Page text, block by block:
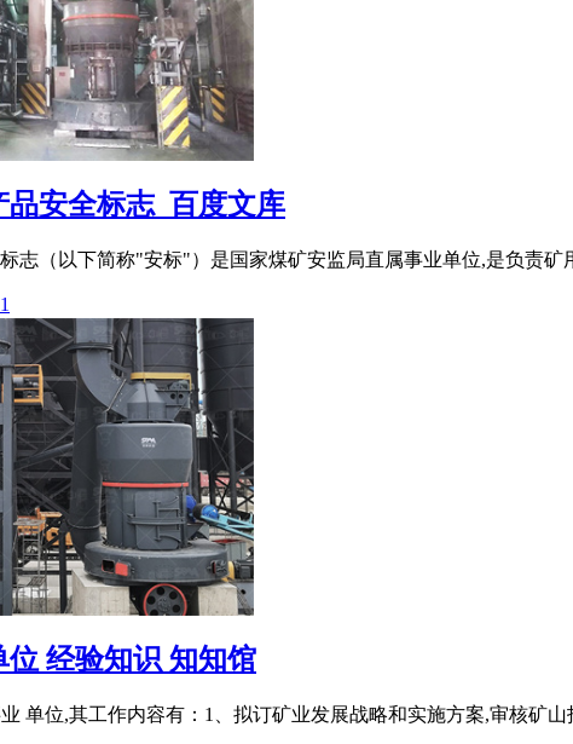
安全标志_百度文库
志（以下简称"安标"）是国家煤矿安监局直属事业单位,是负责
经验知识 知知馆
单位,其工作内容有：1、拟订矿业发展战略和实施方案,审核矿